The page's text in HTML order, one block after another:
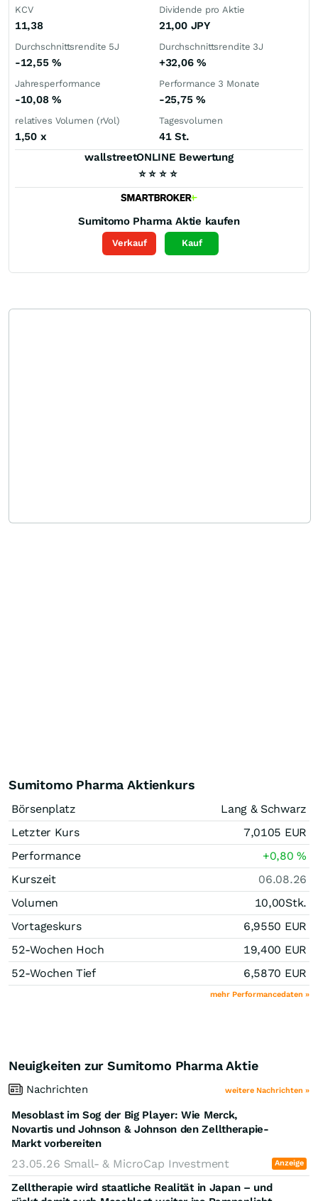
KCV
11,38
Dividende pro Aktie
21,00 JPY
Durchschnittsrendite 5J
-12,55 %
Durchschnittsrendite 3J
+32,06 %
Jahresperformance
-10,08 %
Performance 3 Monate
-25,75 %
relatives Volumen (rVol)
1,50 x
Tagesvolumen
41 St.
wallstreetONLINE Bewertung
⭐ ⭐ ⭐ ⭐
Sumitomo Pharma Aktie kaufen
Verkauf Kauf
Sumitomo Pharma Aktienkurs
Börsenplatz
Lang & Schwarz
Letzter Kurs
7,0105 EUR
Performance
+0,80%
Kurszeit
06.08.26
Volumen
10,00Stk.
Vortageskurs
6,9550 EUR
52-Wochen Hoch
19,400 EUR
52-Wochen Tief
6,5870 EUR
mehr Performancedaten »
Neuigkeiten zur Sumitomo Pharma Aktie
Nachrichten weitere Nachrichten »
Mesoblast im Sog der Big Player: Wie Merck,
Novartis und Johnson & Johnson den Zelltherapie-
Markt vorbereiten
23.05.26 Small- & MicroCap Investment Anzeige
Zelltherapie wird staatliche Realität in Japan – und